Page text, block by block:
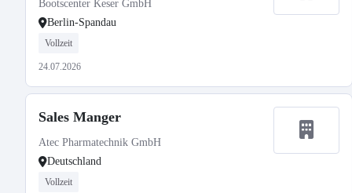
Bootscenter Keser GmbH
Berlin-Spandau
Vollzeit
24.07.2026
Sales Manger
Atec Pharmatechnik GmbH
Deutschland
Vollzeit